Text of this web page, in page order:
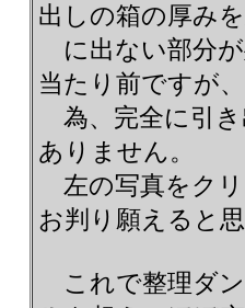
出しの箱の厚み
に出ない部分
当たり前ですが
為、完全に引き
ありません。
左の写真をク
お判り願えると思
これで整理ダ